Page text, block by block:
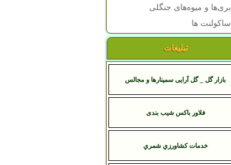
بری‌ها و میوه‌های جنگلی
ساکولنت ها
تبلیغات
بازار گل _ گل آرایی سمینارها و مجالس
فلاور باکس شیب بندی
خدمات کشاورزي شمري